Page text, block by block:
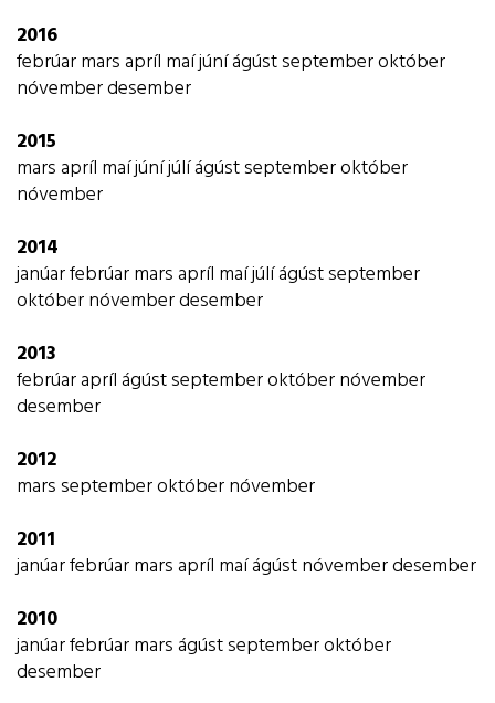
2016
febrúarmarsapríl maíjúníágústseptemberoktóber
nóvemberdesember
2015
marsapríl maíjúníjúlíágústseptemberoktóber
nóvember
2014
janúarfebrúarmarsapríl maíjúlíágústseptember
októbernóvemberdesember
2013
febrúaraprílágústseptemberoktóbernóvember
desember
2012
marsseptemberoktóbernóvember
2011
janúarfebrúarmarsapríl maíágústnóvemberdesember
2010
janúarfebrúarmarságústseptemberoktóber
desember